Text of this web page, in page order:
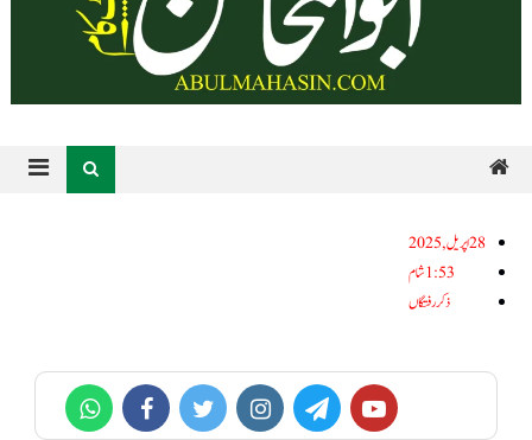
28اپریل, 2025
1:53 شام
ذکر رفتگاں